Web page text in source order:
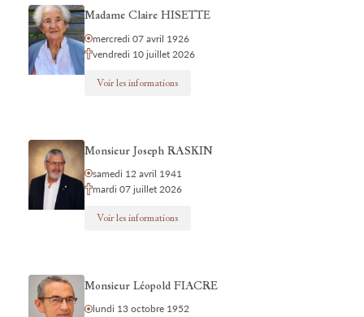
Madame Claire HISETTE
mercredi 07 avril 1926
vendredi 10 juillet 2026
Voir les informations
Monsieur Joseph RASKIN
samedi 12 avril 1941
mardi 07 juillet 2026
Voir les informations
Monsieur Léopold FIACRE
lundi 13 octobre 1952